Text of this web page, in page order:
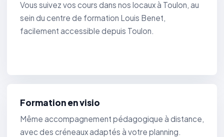
Vous suivez vos cours dans nos locaux à Toulon, au
sein du centre de formation Louis Benet,
facilement accessible depuis Toulon.
Formation en visio
Même accompagnement pédagogique à distance,
avec des créneaux adaptés à votre planning.